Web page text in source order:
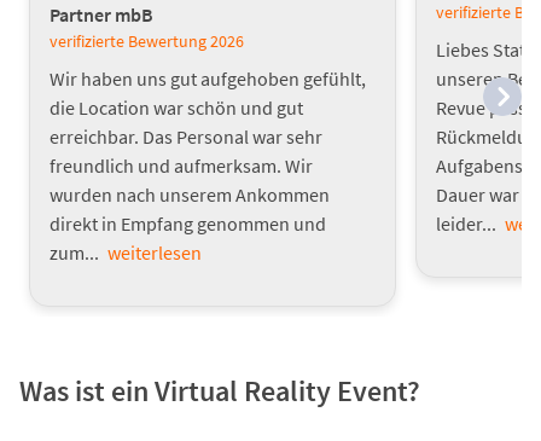
Partner mbB
verifizierte Bewertung2026
Wir haben uns gut aufgehoben gefühlt,
die Location war schön und gut
erreichbar. Das Personal war sehr
freundlich und aufmerksam. Wir
wurden nach unserem Ankommen
direkt in Empfang genommen und
zum... weiterlesen
verifizierte
Liebes
unseren
Revue
Dauer war
leider...
Was ist ein Virtual Reality Event?